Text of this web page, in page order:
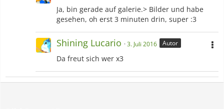
Ja, bin gerade auf galerie.> Bilder und habe
gesehen, oh erst 3 minuten drin, super :3
Shining Lucario 3. Juli 2016 Autor
Da freut sich wer x3